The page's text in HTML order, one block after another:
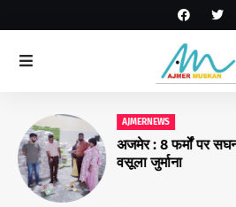
AJMERNEWS
अजमेर : 8 फर्मों पर
वसूला जुर्माना